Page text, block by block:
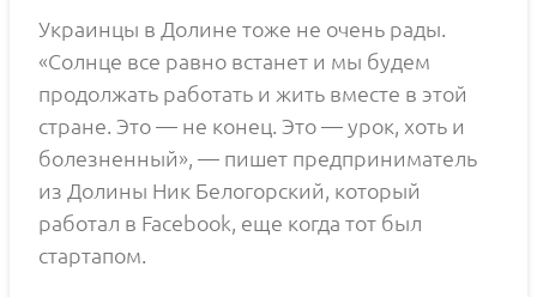
Украинцы в Долине тоже не очень рады.
«Солнце все равно встанет и мы будем
продолжать работать и жить вместе в этой
стране. Это — не конец. Это — урок, хоть и
болезненный», — пишет предприниматель
из Долины Ник Белогорский, который
работал в Facebook, еще когда тот был
стартапом.